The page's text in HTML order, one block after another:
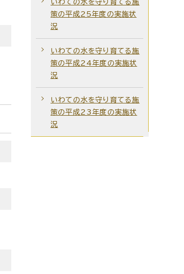
いわての水を守り育てる施
策の平成25年度の実施状
況
いわての水を守り育てる施
策の平成24年度の実施状
況
いわての水を守り育てる施
策の平成23年度の実施状
況